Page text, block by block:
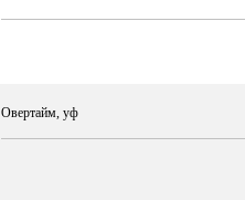
Овертайм, уф